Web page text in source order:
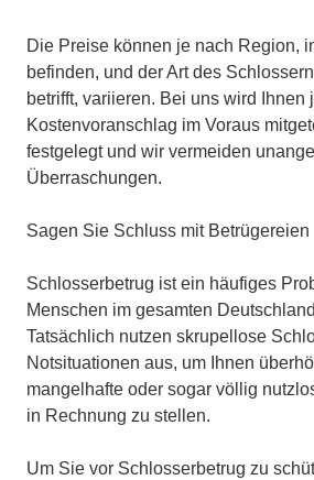
Die Preise können je nach Region,
befinden, und der Art des
betrifft, variieren. Bei uns wird Ihnen
Kostenvoranschlag im Voraus
festgelegt und wir vermeiden
Überraschungen.
Sagen Sie Schluss mit Betrügereien
Schlosserbetrug ist ein häufiges
Menschen im gesamten
Tatsächlich nutzen skrupellose
Notsituationen aus, um Ihnen
mangelhafte oder sogar völlig
in Rechnung zu stellen.
Um Sie vor Schlosserbetrug zu